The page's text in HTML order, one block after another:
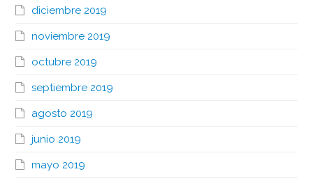
diciembre 2019
noviembre 2019
octubre 2019
septiembre 2019
agosto 2019
junio 2019
mayo 2019